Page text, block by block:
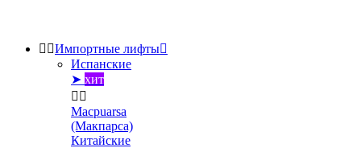
 Импортные лифты
Испанские
➤ хит
 
Macpuarsa
(Макпарса)
Китайские